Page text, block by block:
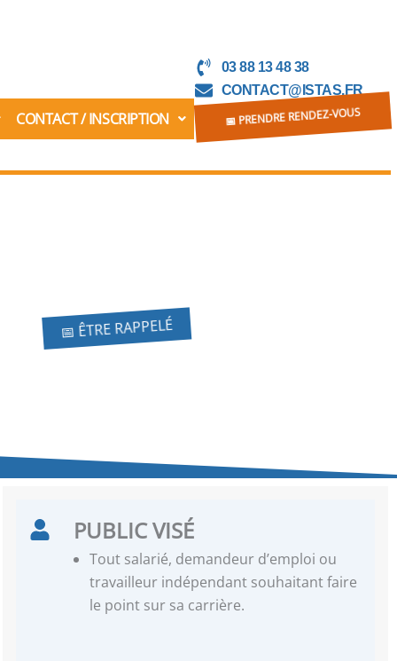
CONTACT / INSCRIPTION
03 88 13 48 38
CONTACT@ISTAS.FR
📅 PRENDRE RENDEZ-VOUS
📅 ÊTRE RAPPELÉ
PUBLIC VISÉ
Tout salarié, demandeur d’emploi ou
travailleur indépendant souhaitant faire
le point sur sa carrière.